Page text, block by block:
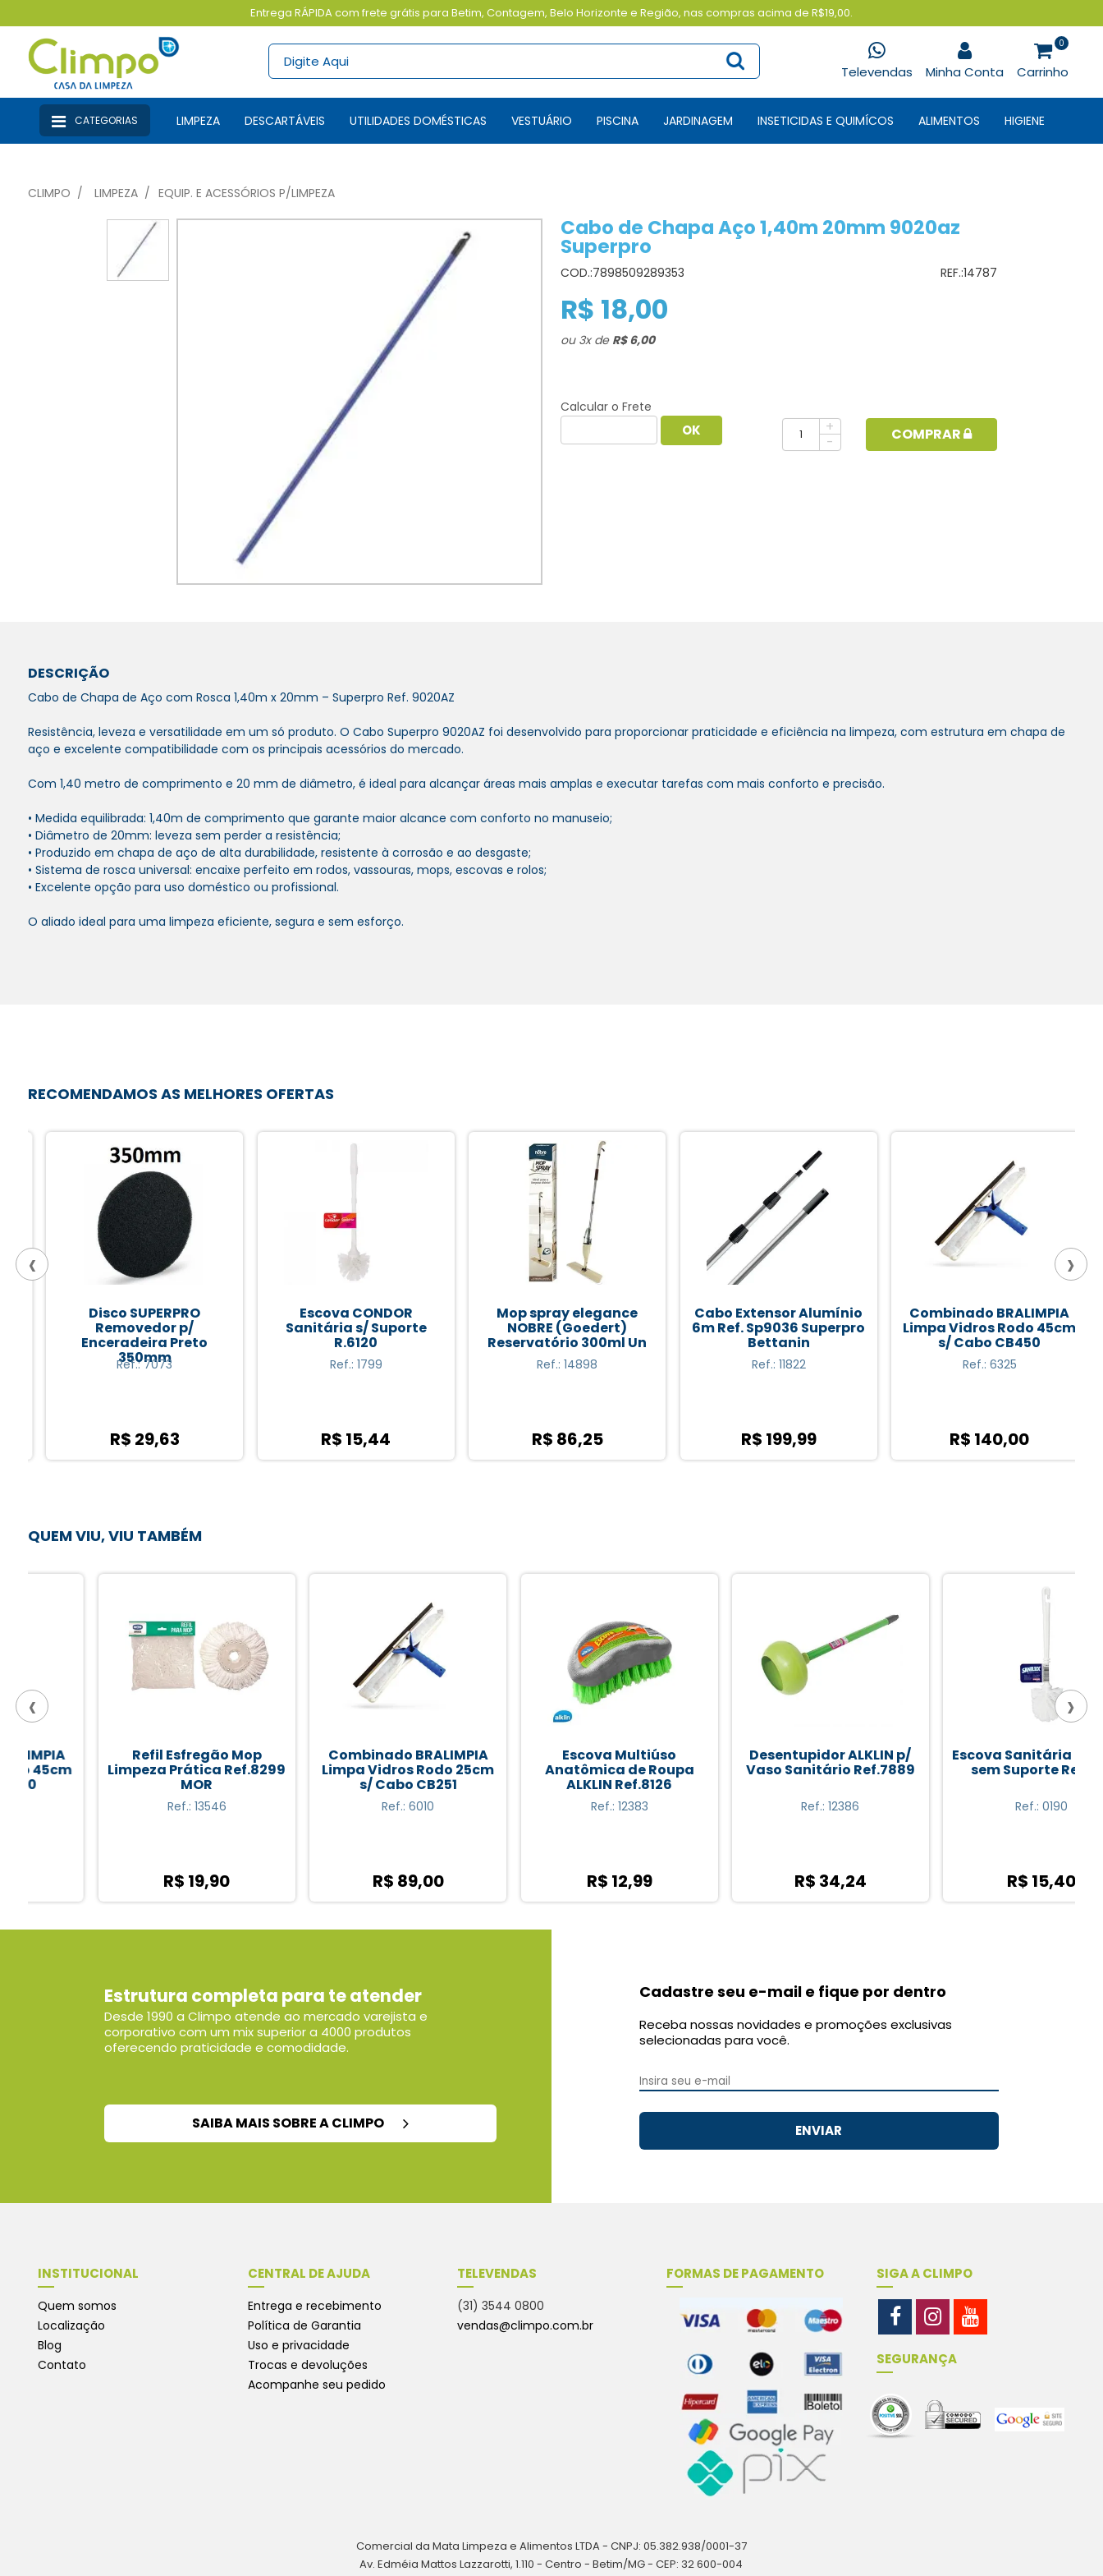
Entrega RÁPIDA com frete grátis para Betim, Contagem, Belo Horizonte e Região, nas compras acima de R$19,00.
Televendas Minha Conta Carrinho
0
CATEGORIAS LIMPEZA DESCARTÁVEIS UTILIDADES DOMÉSTICAS VESTUÁRIO PISCINA JARDINAGEM INSETICIDAS E QUIMÍCOS ALIMENTOS HIGIENE
CLIMPO LIMPEZA EQUIP. E ACESSÓRIOS P/LIMPEZA
Cabo de Chapa Aço 1,40m 20mm 9020az
Superpro
COD.:7898509289353 REF.:14787
R$ 18,00
ou 3xde R$ 6,00
Calcular o Frete
+
-
COMPRAR
DESCRIÇÃO
Cabo de Chapa de Aço com Rosca 1,40m x 20mm – Superpro Ref. 9020AZ
Resistência, leveza e versatilidade em um só produto. O Cabo Superpro 9020AZ foi desenvolvido para proporcionar praticidade e eficiência na limpeza, com estrutura em chapa de
aço e excelente compatibilidade com os principais acessórios do mercado.
Com 1,40 metro de comprimento e 20 mm de diâmetro, é ideal para alcançar áreas mais amplas e executar tarefas com mais conforto e precisão.
• Medida equilibrada: 1,40m de comprimento que garante maior alcance com conforto no manuseio;
• Diâmetro de 20mm: leveza sem perder a resistência;
• Produzido em chapa de aço de alta durabilidade, resistente à corrosão e ao desgaste;
• Sistema de rosca universal: encaixe perfeito em rodos, vassouras, mops, escovas e rolos;
• Excelente opção para uso doméstico ou profissional.
O aliado ideal para uma limpeza eficiente, segura e sem esforço.
RECOMENDAMOS AS MELHORES OFERTAS
Disco SUPERPRO
Removedor p/
Enceradeira Preto
350mm
Ref.: 7073
R$ 29,63
Escova CONDOR
Sanitária s/ Suporte
R.6120
Ref.: 1799
R$ 15,44
Mop spray elegance
NOBRE (Goedert)
Reservatório 300ml Un
Ref.: 14898
R$ 86,25
Cabo Extensor Alumínio
6m Ref. Sp9036 Superpro
Bettanin
Ref.: 11822
R$ 199,99
Combinado BRALIMPIA
Limpa Vidros Rodo 45cm
s/ Cabo CB450
Ref.: 6325
R$ 140,00
‹ ›
QUEM VIU, VIU TAMBÉM
Refil Esfregão Mop
Limpeza Prática Ref.8299
Combinado BRALIMPIA
Limpa Vidros Rodo 25cm
s/ Cabo CB251
R$ 89,00
Escova Multiúso
Anatômica de Roupa
ALKLIN Ref.8126
Desentupidor ALKLIN p/
Vaso Sanitário Ref.7889
R$ 34,24
Escova Sanitária SANILUX
sem Suporte Ref.570
R$ 15,40
‹ ›
Estrutura completa para te atender
Desde 1990 a Climpo atende ao mercado varejista e
corporativo com um mix superior a 4000 produtos
oferecendo praticidade e comodidade.
SAIBA MAIS SOBRE A CLIMPO
Cadastre seu e-mail e fique por dentro
Receba nossas novidades e promoções exclusivas
selecionadas para você.
ENVIAR
INSTITUCIONAL
Quem somos
Localização
Blog
Contato
CENTRAL DE AJUDA
Entrega e recebimento
Política de Garantia
Uso e privacidade
Trocas e devoluções
Acompanhe seu pedido
TELEVENDAS
(31) 3544 0800
vendas@climpo.com.br
FORMAS DE PAGAMENTO SIGA A CLIMPO
SEGURANÇA
Comercial da Mata Limpeza e Alimentos LTDA - CNPJ: 05.382.938/0001-37
Av. Edméia Mattos Lazzarotti, 1.110 - Centro - Betim/MG - CEP: 32 600-004